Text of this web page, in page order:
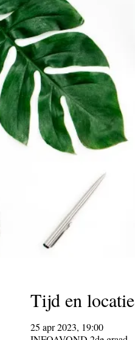
Tijd en locatie
25 apr 2023, 19:00